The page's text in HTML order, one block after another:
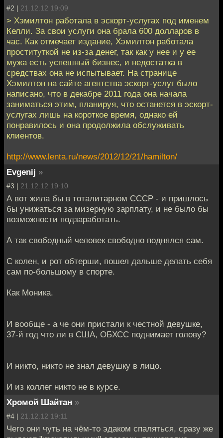
#2 | 21.12.12 19:09
> Хэмилтон работала в эскорт-услугах под именем
Келли. За свои услуги она брала 600 долларов в
час. Как отмечает издание, Хэмилтон работала
проституткой не из-за денег, так как у нее и у ее
мужа есть успешный бизнес, и недостатка в
средствах она не испытывает. На странице
Хэмилтон на сайте агентства эскорт-услуг было
написано, что в декабре 2011 года она начала
заниматься этим, планируя, что останется в эскорт-
услугах лишь на короткое время, однако ей
понравилось и она продолжила обслуживать
клиентов.
http://www.lenta.ru/news/2012/12/21/hamilton/
Evgenij »
#3 | 21.12.12 19:10
А вот жила бы в тоталитарном СССР - и пришлось
бы унижаться за мизерную зарплату, и не было бы
возможности подзаработать.
А так свободный человек свободно поднялся сам.
С колен, и рот обтерши, пошел дальше делать себя
сам по-большому в спорте.
Как Моника.
И вообще - а че они пристали к честной девушке,
37-й год что ли в США, ОБХСС поднимает голову?
И никто, никто не знал девушку в лицо.
И из коллег никто не в курсе.
Хромой Шайтан »
#4 | 21.12.12 19:11
Чего они чуть на чём-то эдаком спаляться, сразу же